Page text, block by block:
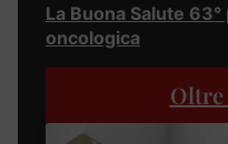
La Buona Salute
oncologica
Oltre